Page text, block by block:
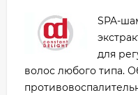
SPA-
для
волос любого типа.